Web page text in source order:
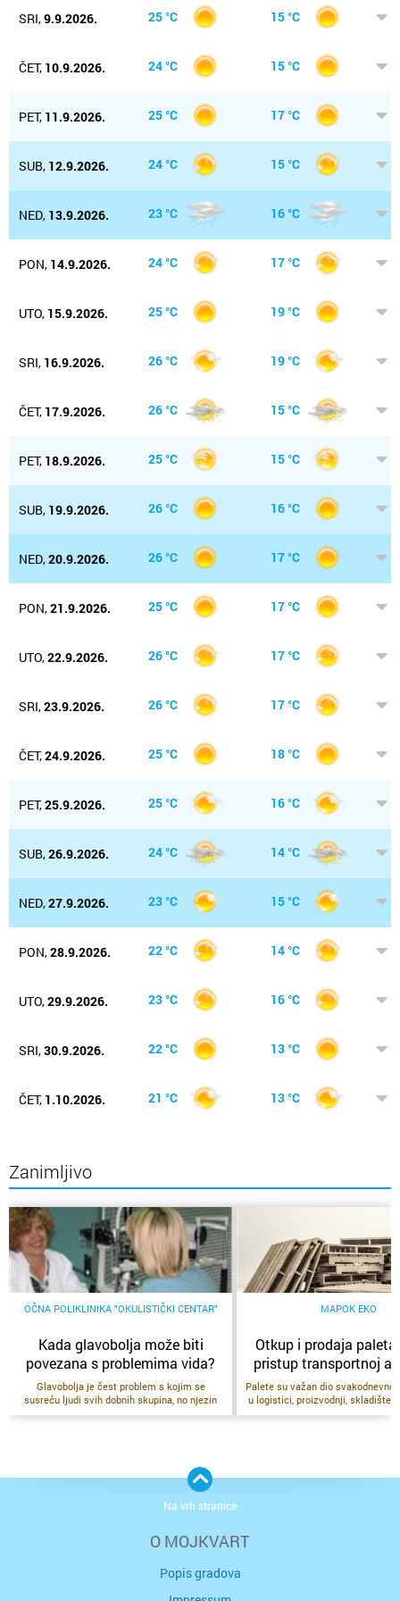
SRI,9.9.2026. 25 °C 15 °C
ČET, 10.9.2026. 24 °C 15 °C
PET, 11.9.2026. 25 °C 17 °C
SUB, 12.9.2026. 24 °C 15 °C
NED, 13.9.2026. 23 °C 16 °C
PON, 14.9.2026. 24 °C 17 °C
UTO, 15.9.2026. 25 °C 19 °C
SRI, 16.9.2026. 26 °C 19 °C
ČET, 17.9.2026. 26 °C 15 °C
PET, 18.9.2026. 25 °C 15 °C
SUB, 19.9.2026. 26 °C 16 °C
NED,20.9.2026. 26 °C 17 °C
PON,21.9.2026. 25 °C 17 °C
UTO,22.9.2026. 26 °C 17 °C
SRI,23.9.2026. 26 °C 17 °C
ČET,24.9.2026. 25 °C 18 °C
PET,25.9.2026. 25 °C 16 °C
SUB,26.9.2026. 24 °C 14 °C
NED,27.9.2026. 23 °C 15 °C
PON,28.9.2026. 22 °C 14 °C
UTO,29.9.2026. 23 °C 16 °C
SRI,30.9.2026. 22 °C 13 °C
ČET, 1.10.2026. 21 °C 13 °C
Zanimljivo
OČNA POLIKLINIKA "OKULISTIČKI CENTAR"
Kada glavobolja može biti
povezana s problemima vida?
Glavobolja je čest problem s kojim se
susreću ljudi svih dobnih skupina, no njezin
uzrok nije uvijek jednostavno prepoznati. Iako
poliklinici Okulistički centar ističu kako se
problemi s očima ponekad manifestiraju
upravo kroz učestale ili dugotrajne glavobolje
koje na prvi pogled ne djeluju kao
na glavobolju?Kada oči moraju neprestano
dodatno raditi kako bi izoštrile sliku, dolazi do
To se može dogoditi kod neotkrivene ili
MAPOK EKO
Otkup i prodaja
pristup transportnoj
Palete su važan dio
u logistici, proizvodnji,
distribuciji. Koriste se za lakši
promatraju samo kao pomoćno
O MOJKVART
Popis gradova
Na vrh stranice